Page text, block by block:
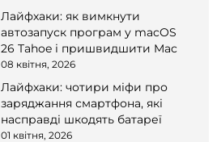
Лайфхаки: як вимкнути
автозапуск програм у macOS
26 Tahoe і пришвидшити Mac
08 квітня, 2026
Лайфхаки: чотири міфи про
заряджання смартфона, які
насправді шкодять батареї
01 квітня, 2026